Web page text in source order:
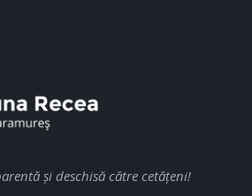
şi deschisă către cetăţeni!